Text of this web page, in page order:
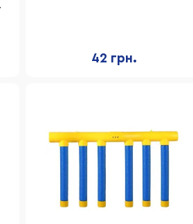
42 грн.